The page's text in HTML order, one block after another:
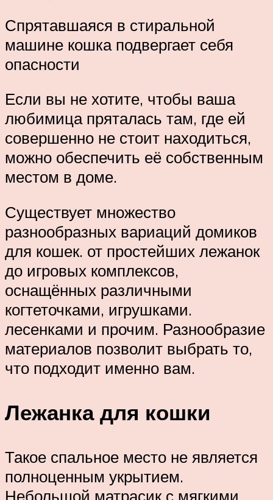
Спрятавшаяся в стиральной
машине кошка подвергает себя
опасности
Если вы не хотите, чтобы ваша
любимица пряталась там, где ей
совершенно не стоит находиться,
можно обеспечить её собственным
местом в доме.
Существует множество
разнообразных вариаций домиков
для кошек. от простейших лежанок
до игровых комплексов,
оснащённых различными
когтеточками, игрушками.
лесенками и прочим. Разнообразие
материалов позволит выбрать то,
что подходит именно вам.
Лежанка для кошки
Такое спальное место не является
полноценным укрытием.
Небольшой матрасик с мягкими